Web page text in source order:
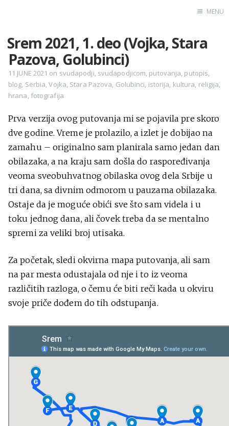
Home
Instagram
Pinterest
YouTube
MENU
Srem 2021, 1. deo (Vojka, Stara
Pazova, Golubinci)
11 JUNE 2021 on svudapodji, svudapodjicom, putovanja, putopis,
blog, Serbia,Vojka, Stara Pazova, Golubinci, istorija, kultura, religija,
hrana, fotografija
Prva verzija ovog putovanja mi se pojavila pre skoro
dve godine. Vreme je prolazilo, a izlet je dobijao na
zamahu – originalno sam planirala samo jedan dan
obilazaka, a na kraju sam došla do raspoređivanja
veoma sveobuhvatnog obilaska ovog dela Srbije u
tri dana, sa divnim odmorom u pauzama obilazaka.
Ostaje da je moguće obići sve što sam videla i u
toku jednog dana, ali čovek treba da se mentalno
spremi za veliki broj utisaka.
Za početak, sledi okvirna mapa putovanja, ali sam
na par mesta odustajala od nje i to iz veoma
različitih razloga, o čemu će biti reči kada u okviru
svoje priče dođem do tih odstupanja.